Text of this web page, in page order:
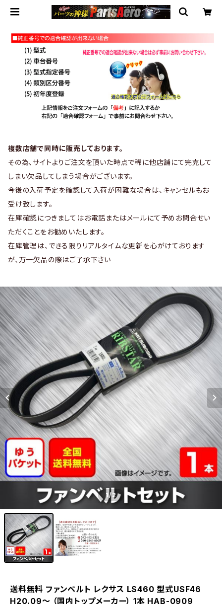
複数店舗で同時に販売しております。
その為、サイトよりご注文を頂いた時点で稀に他店舗にて完売して
しまい欠品してしまう場合がございます。
今後の入荷予定を確認して入荷が困難な場合は、キャンセルもお
受け致します。
在庫確認につきましてはお電話またはメールにて予めお問合せい
ただくことをお勧めいたします。
在庫管理は、できる限りリアルタイムな更新を心がけております
が、万一欠品の際はご了承下さい
1/2
送料無料 ファンベルト レクサス LS460 型式USF46
H20.09～ （国内トップメーカー） 1本 HAB-0909